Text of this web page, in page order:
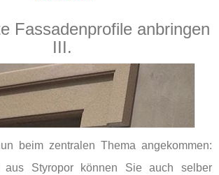
Fassadenprofile anbringen
III.
beim zentralen Thema angekommen:
aus Styropor können Sie auch selber